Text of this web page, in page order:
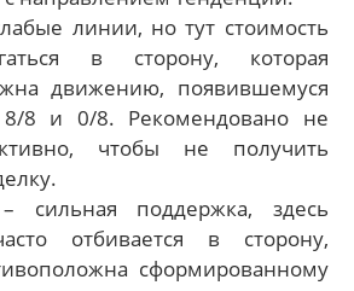
линии, но тут стоимость
в сторону, которая
движению, появившемуся
8/8 и 0/8. Рекомендовано не
чтобы не получить
сильная поддержка, здесь
отбивается в сторону,
сформированному